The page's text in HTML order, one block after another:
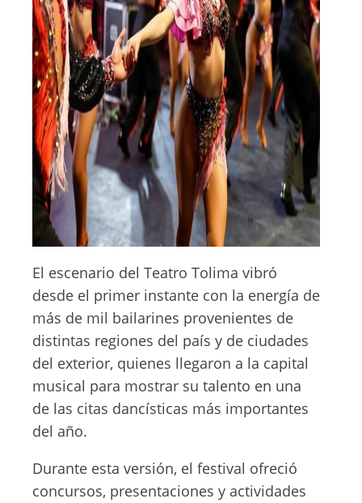
El escenario del Teatro Tolima vibró
desde el primer instante con la energía de
más de mil bailarines provenientes de
distintas regiones del país y de ciudades
del exterior, quienes llegaron a la capital
musical para mostrar su talento en una
de las citas dancísticas más importantes
del año.
Durante esta versión, el festival ofreció
concursos, presentaciones y actividades